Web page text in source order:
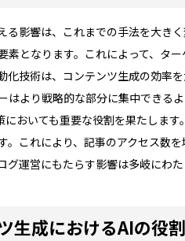
る影響は、これまでの手法を大き
素となります。これによって、タ
化技術は、コンテンツ生成の効率
はより戦略的な部分に集中できる
においても重要な役割を果たしま
。これにより、記事のアクセス数
グ運営にもたらす影響は多岐にわ
生成におけるAIの役割